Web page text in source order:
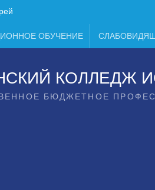
ОБУЧЕНИЕ
КОЛЛЕДЖ
БЮДЖЕТНОЕ